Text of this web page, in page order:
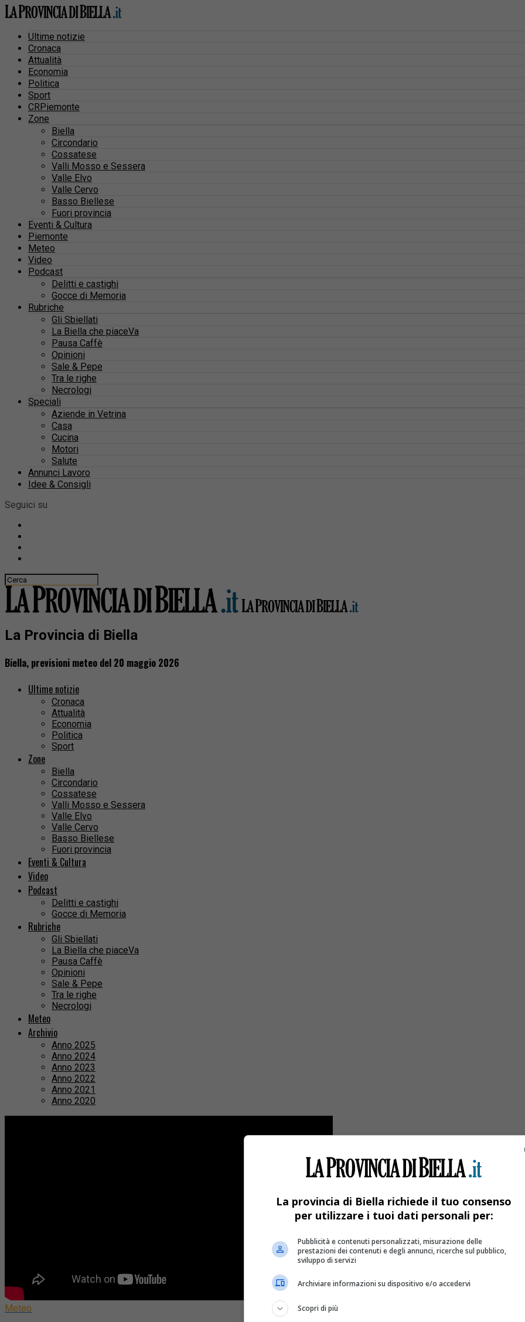
Ultime notizie
Cronaca
Attualità
Economia
Politica
Sport
CRPiemonte
Zone
Biella
Circondario
Cossatese
Valli Mosso e Sessera
Valle Elvo
Valle Cervo
Basso Biellese
Fuori provincia
Eventi & Cultura
Piemonte
Meteo
Video
Podcast
Delitti e castighi
Gocce di Memoria
Rubriche
Gli Sbiellati
La Biella che piaceVa
Pausa Caffè
Opinioni
Sale & Pepe
Tra le righe
Necrologi
Speciali
Aziende in Vetrina
Casa
Cucina
Motori
Salute
Annunci Lavoro
Idee & Consigli
Seguici su
La Provincia di Biella
Biella, previsioni meteo del 20 maggio 2026
Ultime notizie
Cronaca
Attualità
Economia
Politica
Sport
Zone
Biella
Circondario
Cossatese
Valli Mosso e Sessera
Valle Elvo
Valle Cervo
Basso Biellese
Fuori provincia
Eventi & Cultura
Video
Podcast
Delitti e castighi
Gocce di Memoria
Rubriche
Gli Sbiellati
La Biella che piaceVa
Pausa Caffè
Opinioni
Sale & Pepe
Tra le righe
Necrologi
Meteo
Archivio
Anno 2025
Anno 2024
Anno 2023
Anno 2022
Anno 2021
Anno 2020
Meteo
La provincia di Biella richiede il tuo consenso
per utilizzare i tuoi dati personali per:
Pubblicità e contenuti personalizzati, misurazione delle
prestazioni dei contenuti e degli annunci, ricerche sul pubblico,
sviluppo di servizi
Archiviare informazioni su dispositivo e/o accedervi
Scopri di più